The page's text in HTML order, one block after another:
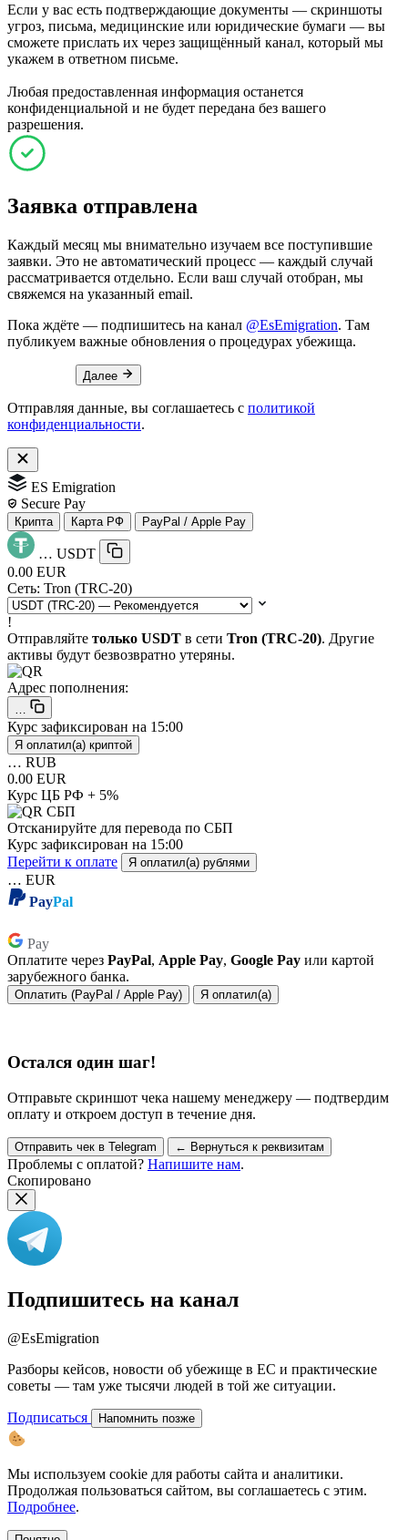
Если у вас есть подтверждающие документы — скриншоты
угроз, письма, медицинские или юридические бумаги — вы
сможете прислать их через защищённый канал, который мы
укажем в ответном письме.
Любая предоставленная информация останется
конфиденциальной и не будет передана без вашего
разрешения.
Заявка отправлена
Каждый месяц мы внимательно изучаем все поступившие
заявки. Это не автоматический процесс — каждый случай
рассматривается отдельно. Если ваш случай отобран, мы
свяжемся на указанный email.
Пока ждёте — подпишитесь на канал @EsEmigration. Там
публикуем важные обновления о процедурах убежища.
Далее
Отправляя данные, вы соглашаетесь с политикой
конфиденциальности.
ES Emigration
Secure Pay
Крипта Карта РФ PayPal / Apple Pay
… USDT
0.00 EUR
Сеть: Tron (TRC-20)
!
Отправляйте только USDT в сети Tron (TRC-20). Другие
активы будут безвозвратно утеряны.
Адрес пополнения:
…
Курс зафиксирован на 15:00
Я оплатил(а) криптой
… RUB
0.00 EUR
Курс ЦБ РФ + 5%
Отсканируйте для перевода по СБП
Курс зафиксирован на 15:00
Перейти к оплате
Я оплатил(а) рублями
… EUR
PayPal
Pay
Оплатите через PayPal, Apple Pay, Google Pay или картой
зарубежного банка.
Оплатить (PayPal / Apple Pay) Я оплатил(а)
Остался один шаг!
Отправьте скриншот чека нашему менеджеру — подтвердим
оплату и откроем доступ в течение дня.
Отправить чек в Telegram ← Вернуться к реквизитам
Проблемы с оплатой? Напишите нам.
Скопировано
Подпишитесь на канал
@EsEmigration
Разборы кейсов, новости об убежище в ЕС и практические
советы — там уже тысячи людей в той же ситуации.
Подписаться Напомнить позже
Мы используем cookie для работы сайта и аналитики.
Продолжая пользоваться сайтом, вы соглашаетесь с этим.
Подробнее.